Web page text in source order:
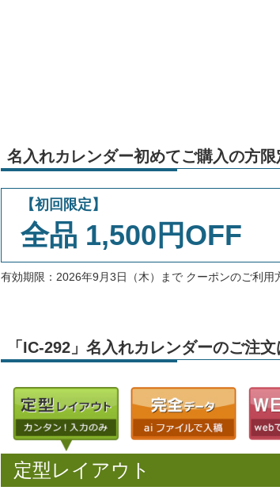
名入れカレンダー初めてご購入の方限
【初回限定】
全品 1,500円OFF
有効期限：2026年9月3日（木）まで クーポンのご利用
「IC-292」名入れカレンダーのご注
定型レイアウト